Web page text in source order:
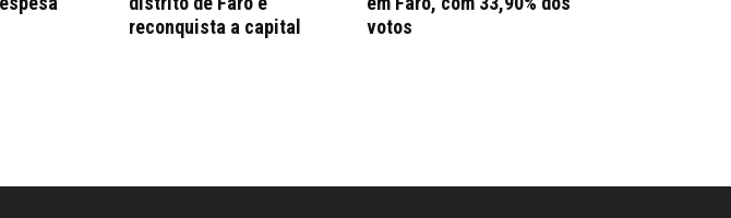
reconquista a capital
votos